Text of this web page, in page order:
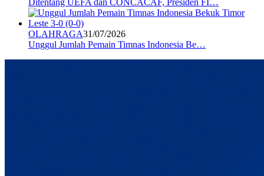
OLAHRAGA31/07/2026
Unggul Jumlah Pemain Timnas Indonesia Be…